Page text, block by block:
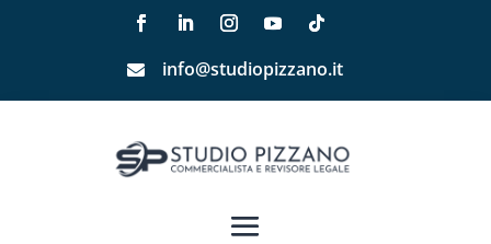
 info@studiopizzano.it